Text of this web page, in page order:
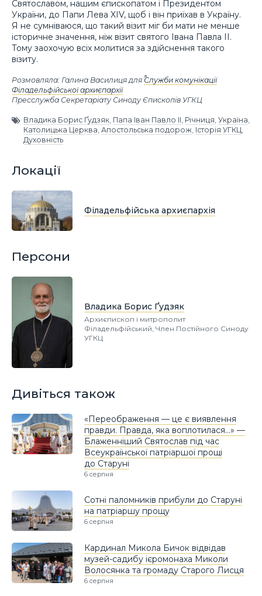
Святославом, нашим єпископатом і Президентом
України, до Папи Лева XIV, щоб і він приїхав в Україну.
Я не сумніваюся, що такий візит міг би мати не менше
історичне значення, ніж візит святого Івана Павла ІІ.
Тому заохочую всіх молитися за здійснення такого
візиту.
Розмовляла: Галина Василиця дляСлужби комунікації
Філадельфійської архиєпархії
Пресслужба Секретаріату Синоду Єпископів УГКЦ
Владика Борис Ґудзяк Папа Іван Павло ІІ Річниця Україна
Католицька Церква Апостольська подорож Історія УГКЦ
Духовність
Локації
Філадельфійська архиєпархія
Персони
Владика Борис Ґудзяк
Архиєпископ і митрополит
Філадельфійський, Член Постійного Синоду
УГКЦ
Дивіться також
«Переображення — це є виявлення
правди. Правда, яка воплотилася…» —
Блаженніший Святослав під час
Всеукраїнської патріаршої прощі
до Старуні
6 серпня
Сотні паломників прибули до Старуні
на патріаршу прощу
6 серпня
Кардинал Микола Бичок відвідав
музей-садибу ієромонаха Миколи
Волосянка та громаду Старого Лисця
6 серпня